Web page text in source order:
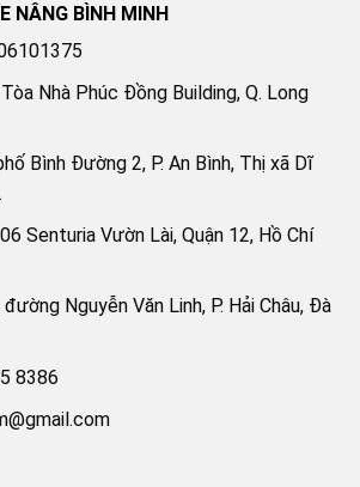
NÂNG BÌNH MINH
Nhà Phúc Đồng Building, Q. Long
Bình Đường 2, P. An Bình, Thị xã Dĩ
Senturia Vườn Lài, Quận 12, Hồ Chí
đường Nguyễn Văn Linh, P. Hải Châu, Đà
8386